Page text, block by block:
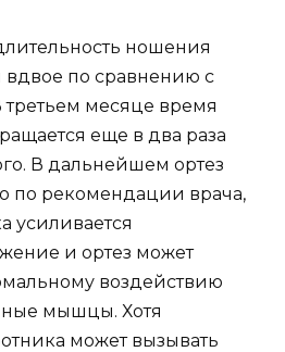
ношения
вдвое по сравнению с
месяце время
еще в два раза
В дальнейшем ортез
по рекомендации врача,
усиливается
и ортез может
воздействию
мышцы. Хотя
может вызывать